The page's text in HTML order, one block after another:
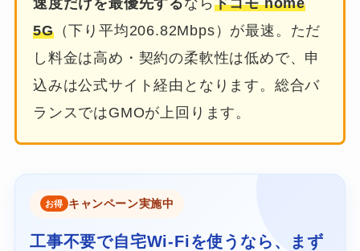
速度だけを最優先するなら ドコモ home
5G（下り平均206.82Mbps）が最速。ただ
し料金は高め・契約の柔軟性は低めで、申
込みは公式サイト経由となります。総合バ
ランスではGMOが上回ります。
キャンペーン実施中
工事不要で自宅Wi-Fiを使うなら、まず